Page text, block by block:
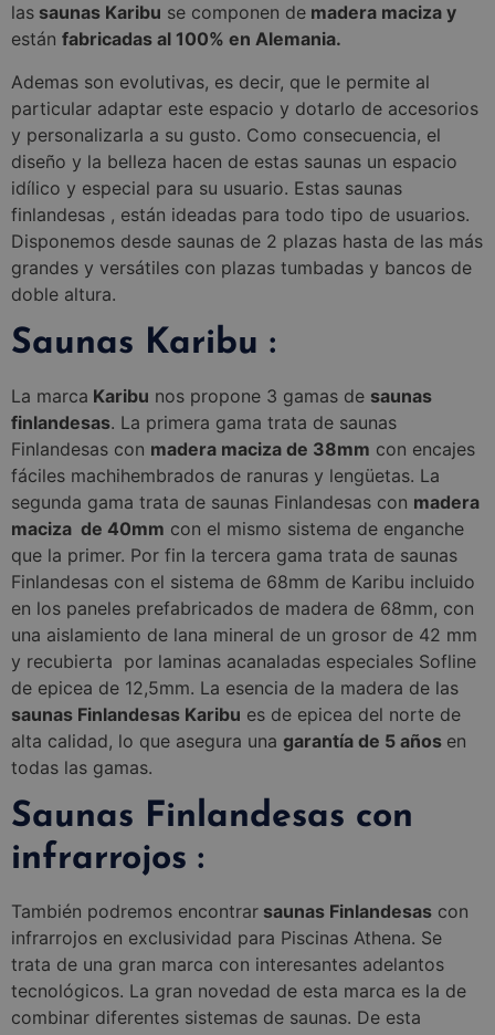
las saunas Karibu se componen de madera maciza y
están fabricadas al 100% en Alemania.
Ademas son evolutivas, es decir, que le permite al
particular adaptar este espacio y dotarlo de accesorios
y personalizarla a su gusto. Como consecuencia, el
diseño y la belleza hacen de estas saunas un espacio
idílico y especial para su usuario. Estas saunas
finlandesas , están ideadas para todo tipo de usuarios.
Disponemos desde saunas de 2 plazas hasta de las más
grandes y versátiles con plazas tumbadas y bancos de
doble altura.
Saunas Karibu :
La marca Karibu nos propone 3 gamas de saunas
finlandesas. La primera gama trata de saunas
Finlandesas con madera maciza de 38mm con encajes
fáciles machihembrados de ranuras y lengüetas. La
segunda gama trata de saunas Finlandesas con madera
maciza de 40mm con el mismo sistema de enganche
que la primer. Por fin la tercera gama trata de saunas
Finlandesas con el sistema de 68mm de Karibu incluido
en los paneles prefabricados de madera de 68mm, con
una aislamiento de lana mineral de un grosor de 42 mm
y recubierta por laminas acanaladas especiales Sofline
de epicea de 12,5mm. La esencia de la madera de las
saunas Finlandesas Karibu es de epicea del norte de
alta calidad, lo que asegura una garantía de 5 años en
todas las gamas.
Saunas Finlandesas con
infrarrojos :
También podremos encontrar saunas Finlandesas con
infrarrojos en exclusividad para Piscinas Athena. Se
trata de una gran marca con interesantes adelantos
tecnológicos. La gran novedad de esta marca es la de
combinar diferentes sistemas de saunas. De esta